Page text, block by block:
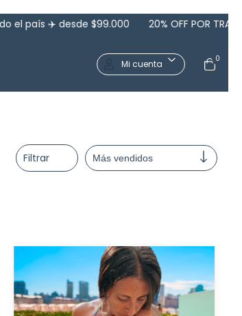
país ✈️ desde $99.000 20% OFF POR
Mi cuenta 0
Filtrar